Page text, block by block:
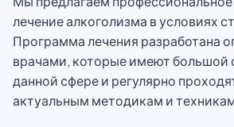
лечение алкоголизма в условиях
Программа лечения разработана
врачами, которые имеют большой
данной сфере и регулярно
актуальным методикам и